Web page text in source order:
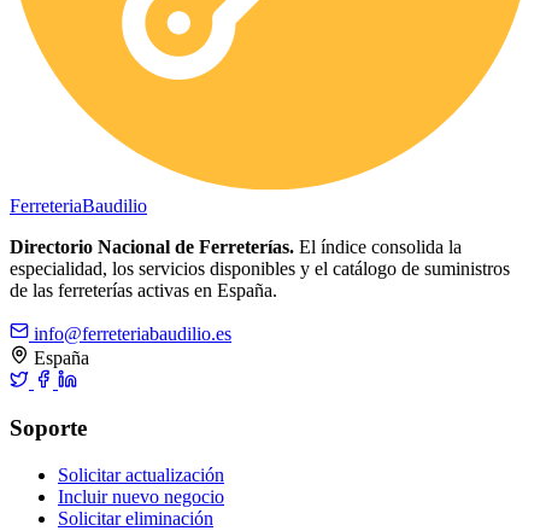
FerreteriaBaudilio
Directorio Nacional de Ferreterías. El índice consolida la
especialidad, los servicios disponibles y el catálogo de suministros
de las ferreterías activas en España.
info@ferreteriabaudilio.es
España
Soporte
Solicitar actualización
Incluir nuevo negocio
Solicitar eliminación